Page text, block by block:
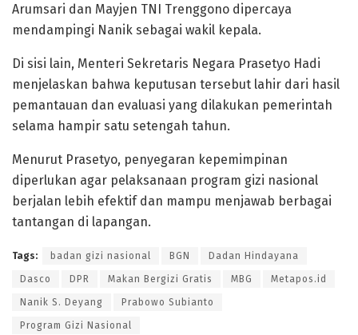
Arumsari dan Mayjen TNI Trenggono dipercaya
mendampingi Nanik sebagai wakil kepala.
Di sisi lain, Menteri Sekretaris Negara Prasetyo Hadi
menjelaskan bahwa keputusan tersebut lahir dari hasil
pemantauan dan evaluasi yang dilakukan pemerintah
selama hampir satu setengah tahun.
Menurut Prasetyo, penyegaran kepemimpinan
diperlukan agar pelaksanaan program gizi nasional
berjalan lebih efektif dan mampu menjawab berbagai
tantangan di lapangan.
Tags: badan gizi nasional BGN Dadan Hindayana
Dasco DPR Makan Bergizi Gratis MBG Metapos.id
Nanik S. Deyang Prabowo Subianto
Program Gizi Nasional